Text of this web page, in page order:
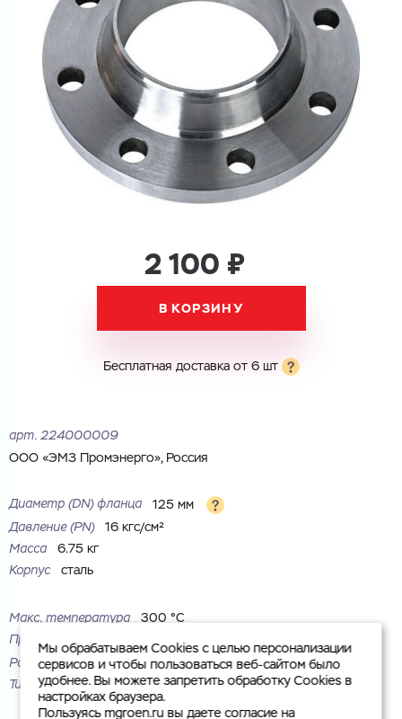
Купить как физ. лицо
Купить как юр. лицо
Имя
Номер телефона
Cоглашаюсь на обработку
ГОТОВО
Запросить КП
Запросить Счёт
Номер телефона
Файл с реквизитами огранизации (любой формат, макс. 20
ГОТОВО
2 100 ₽
В КОРЗИНУ
Бесплатная доставка от 6 шт
арт. 224000009
ООО «ЭМЗ Промэнерго», Россия
Диаметр (DN) фланца
125 мм
Давление (PN)
16 кгс/см²
Масса
6.75 кг
Корпус
сталь
Макс. температура
300 °С
Присоединение
под приварку
Рабочая среда
жидкие неагрессивные среды
Тип
воротниковый
Мы обрабатываем Cookies с целью персонализации
сервисов и чтобы пользоваться веб-сайтом было
удобнее. Вы можете запретить обработку Cookies в
настройках браузера.
Пользуясь mgroen.ru вы даете согласие на